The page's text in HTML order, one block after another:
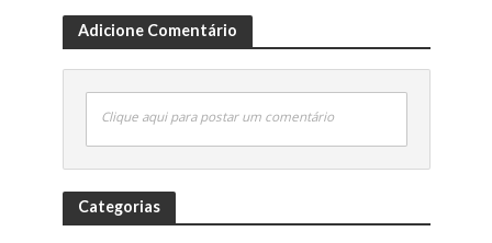
Adicione Comentário
Clique aqui para postar um comentário
Categorias